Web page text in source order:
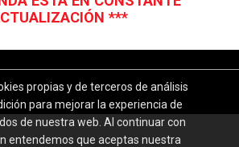
***
propias y de terceros de análisis
para mejorar la experiencia de
de nuestra web. Al continuar con
entendemos que aceptas nuestra